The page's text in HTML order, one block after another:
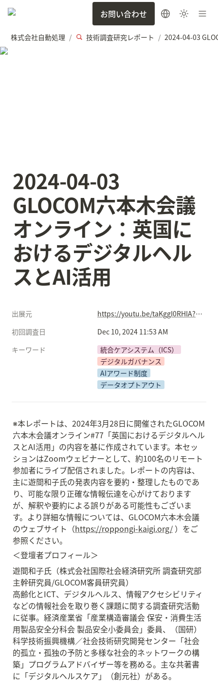
お問い合わせ
株式会社自動処理 / 技術調査研究レポート /
2024-04-03
GLOCOM六本木会議
オンライン：英国に
おけるデジタルヘル
スとAI活用
出展元
https://youtu.be/taKggI0RHIA?si=F3P6EhmcuiLCMCvb
初回調査日
Dec 10, 2024 11:53 AM
キーワード
統合ケアシステム（ICS）
デジタルガバナンス
AIアワード制度
データオプトアウト
※本レポートは、2024年3月28日に開催されたGLOCOM
六本木会議オンライン#77「英国におけるデジタルヘル
スとAI活用」の内容を基に作成されています。本セッ
ションはZoomウェビナーとして、約100名のリモート
参加者にライブ配信されました。レポートの内容は、
主に遊間和子氏の発表内容を要約・整理したものであ
り、可能な限り正確な情報伝達を心がけております
が、解釈や要約による誤りがある可能性もございま
す。より詳細な情報については、GLOCOM六本木会議
のウェブサイト（https://roppongi-kaigi.org/ ）をご
参照ください。
＜登壇者プロフィール＞
遊間和子氏（株式会社国際社会経済研究所 調査研究部
主幹研究員/GLOCOM客員研究員）
高齢化とICT、デジタルヘルス、情報アクセシビリティ
などの情報社会を取り巻く課題に関する調査研究活動
に従事。経済産業省「産業構造審議会 保安・消費生活
用製品安全分科会 製品安全小委員会」委員、（国研）
科学技術振興機構／社会技術研究開発センター「社会
的孤立・孤独の予防と多様な社会的ネットワークの構
築」プログラムアドバイザー等を務める。主な共著書
に「デジタルヘルスケア」（創元社）がある。